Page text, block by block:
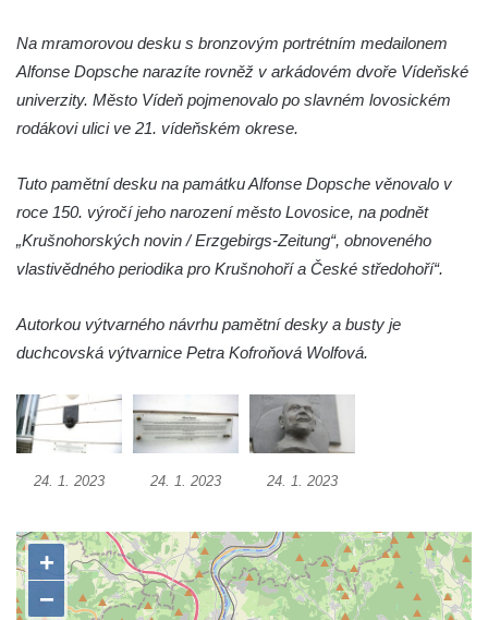
Pamětní deska Vladimíra Veselého v
Pražské bráně v Mělníku
května u Pražské brány v Mělníku
Pamětní deska Jaroslava Krombholce v
Krombholcově ulici na domě čp. 9 v
Mělníku
domu v Mělníku
ulici v Plzni – Jižním Předměstí
Pamětní deska Otakara Kudrny na budově
v Horní Polici
Pamětní deska Aloise Senefeldera na
Staroměstské tržnici v Rytířské ulici v Praze
Na mramorovou desku s bronzovým portrétním medailonem
Alfonse Dopsche narazíte rovněž v arkádovém dvoře Vídeňské
univerzity. Město Vídeň pojmenovalo po slavném lovosickém
rodákovi ulici ve 21. vídeňském okrese.
Tuto pamětní desku na památku Alfonse Dopsche věnovalo v
roce 150. výročí jeho narození město Lovosice, na podnět
„Krušnohorských novin / Erzgebirgs-Zeitung“, obnoveného
vlastivědného periodika pro Krušnohoří a České středohoří“.
Autorkou výtvarného návrhu pamětní desky a busty je
duchcovská výtvarnice Petra Kofroňová Wolfová.
24. 1. 2023 24. 1. 2023 24. 1. 2023